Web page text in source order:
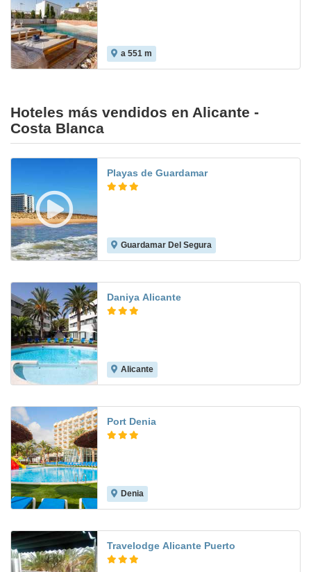
a 551 m
Hoteles más vendidos en Alicante -
Costa Blanca
Playas de Guardamar
Guardamar Del Segura
Daniya Alicante
Alicante
Port Denia
Denia
Travelodge Alicante Puerto